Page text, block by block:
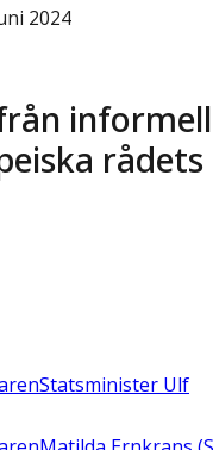
rådets
2024
Statsminister Ulf